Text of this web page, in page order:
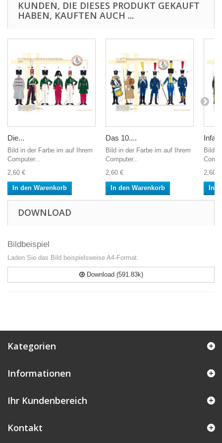
KUNDEN, DIE DIESES PRODUKT GEKAUFT
HABEN, KAUFTEN AUCH ...
Die...
Bild in der Farbe im auf Ihrem
Computer...
2,60 €
In den Warenkorb
Das 10....
Bild in der Farbe im auf Ihrem
Computer...
2,60 €
In den Warenkorb
Bild
2,60 €
In
DOWNLOAD
Bildbeispiel
Laden Sie das Bild beispielsweise A4-Format.
Download (591.83k)
Kategorien
Informationen
Ihr Kundenbereich
Kontakt